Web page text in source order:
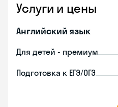
Услуги и цены
Английский язык
Для детей - премиум
Подготовка к ЕГЭ/ОГЭ